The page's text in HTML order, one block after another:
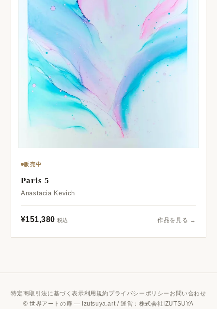
販売中
Paris 5
Anastacia Kevich
¥151,380 税込 作品を見る →
特定商取引法に基づく表示利用規約 プライバシーポリシー お問い合わせ
© 世界アートの扉 — izutsuya.art / 運営：株式会社IZUTSUYA